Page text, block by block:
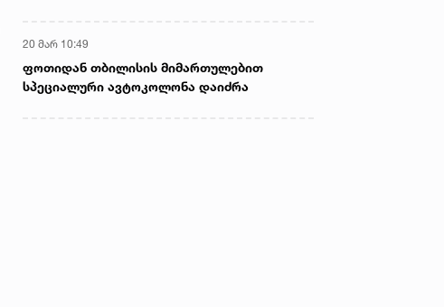
20 მარ 10:49
ფოთიდან თბილისის მიმართულებით
სპეციალური ავტოკოლონა დაიძრა